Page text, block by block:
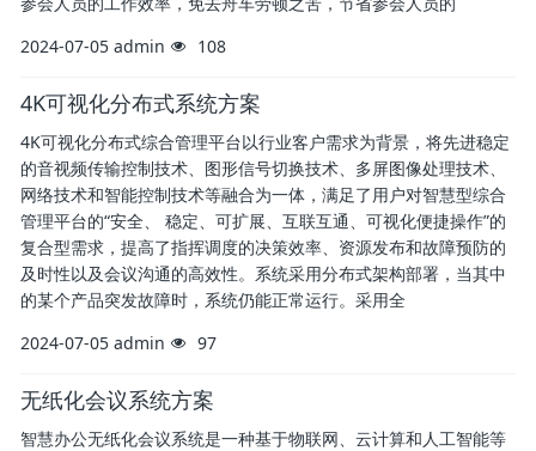
2024-07-05 admin 108
4K可视化分布式系统方案
4K可视化分布式综合管理平台以行业客户需求为背景，将先进稳定
的音视频传输控制技术、图形信号切换技术、多屏图像处理技术、
网络技术和智能控制技术等融合为一体，满足了用户对智慧型综合
管理平台的“安全、 稳定、可扩展、互联互通、可视化便捷操作”的
复合型需求，提高了指挥调度的决策效率、资源发布和故障预防的
及时性以及会议沟通的高效性。系统采用分布式架构部署，当其中
的某个产品突发故障时，系统仍能正常运行。采用全
2024-07-05 admin 97
无纸化会议系统方案
智慧办公无纸化会议系统是一种基于物联网、云计算和人工智能等